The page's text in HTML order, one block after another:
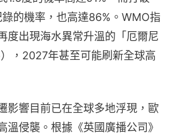
的機率，也高達86%。WMO指
度出現海水異常升溫的「厄爾尼
，2027年甚至可能刷新全球高
影響目前已在全球多地浮現，歐
溫侵襲。根據《英國廣播公司》